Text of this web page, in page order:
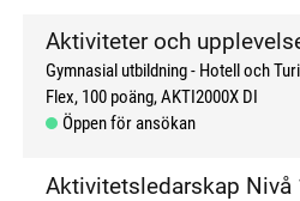
Aktiviteter och
Gymnasial utbildning
Hotell och
Flex 100 poäng AKTI2000X DI
Öppen för ansökan
Aktivitetsledarskap Nivå